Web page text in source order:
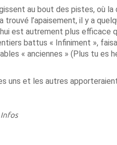
au bout des pistes, où
l’apaisement, il y a
est autrement plus efficace
battus « Infiniment »,
« anciennes » (Plus tu es
uns et les autres
Infos